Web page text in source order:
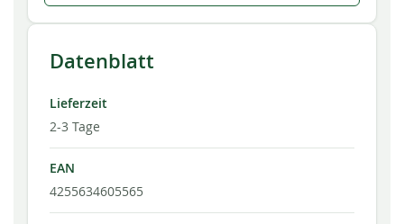
Datenblatt
Lieferzeit
2-3 Tage
EAN
4255634605565